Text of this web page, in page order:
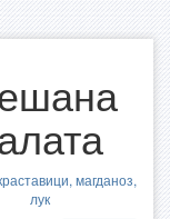
магданоз,
лук